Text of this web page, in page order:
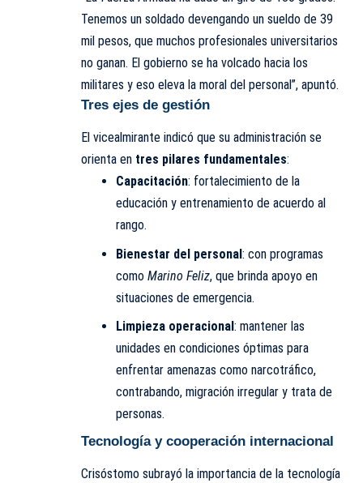
Tenemos un soldado devengando un sueldo de 39
mil pesos, que muchos profesionales universitarios
no ganan. El gobierno se ha volcado hacia los
militares y eso eleva la moral del personal”, apuntó.
Tres ejes de gestión
El vicealmirante indicó que su administración se
orienta en tres pilares fundamentales:
Capacitación: fortalecimiento de la
educación y entrenamiento de acuerdo al
rango.
Bienestar del personal: con programas
como Marino Feliz, que brinda apoyo en
situaciones de emergencia.
Limpieza operacional : mantener las
unidades en condiciones óptimas para
enfrentar amenazas como narcotráfico,
contrabando, migración irregular y trata de
personas.
Tecnología y cooperación internacional
Crisóstomo subrayó la importancia de la tecnología